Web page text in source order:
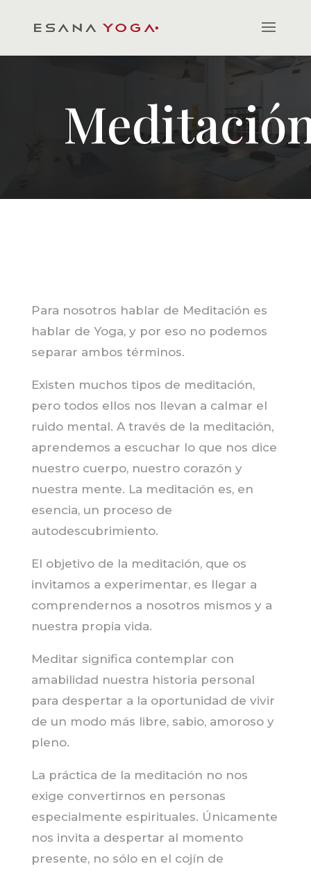
Para nosotros hablar de Meditación es
hablar de Yoga, y por eso no podemos
separar ambos términos.
Existen muchos tipos de meditación,
pero todos ellos nos llevan a calmar el
ruido mental. A través de la meditación,
aprendemos a escuchar lo que nos dice
nuestro cuerpo, nuestro corazón y
nuestra mente. La meditación es, en
esencia, un proceso de
autodescubrimiento.
El objetivo de la meditación, que os
invitamos a experimentar, es llegar a
comprendernos a nosotros mismos y a
nuestra propia vida.
Meditar significa contemplar con
amabilidad nuestra historia personal
para despertar a la oportunidad de vivir
de un modo más libre, sabio, amoroso y
pleno.
La práctica de la meditación no nos
exige convertirnos en personas
especialmente espirituales. Únicamente
nos invita a despertar al momento
presente, no sólo en el cojín de